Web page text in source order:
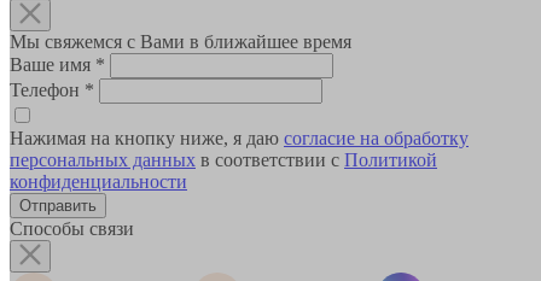
Мы свяжемся с Вами в ближайшее время
Ваше имя *
Телефон *
Нажимая на кнопку ниже, я даю согласие на обработку
персональных данных в соответствии с Политикой
конфиденциальности
Способы связи